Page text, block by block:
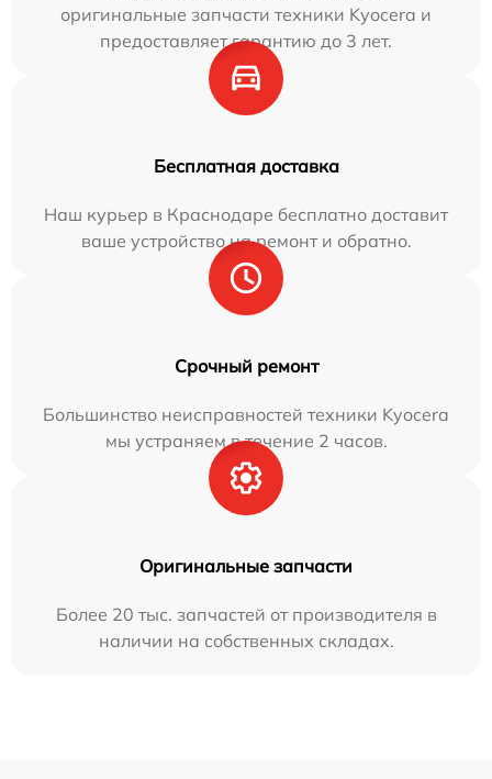
оригинальные запчасти техники Kyocera и
предоставляет гарантию до 3 лет.
Бесплатная доставка
Наш курьер в Краснодаре бесплатно доставит
ваше устройство на ремонт и обратно.
Срочный ремонт
Большинство неисправностей техники Kyocera
мы устраняем в течение 2 часов.
Оригинальные запчасти
Более 20 тыс. запчастей от производителя в
наличии на собственных складах.